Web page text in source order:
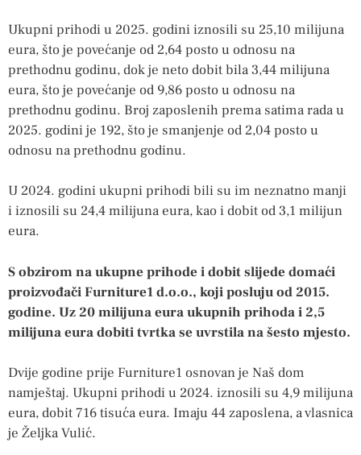
Ukupni prihodi u 2025. godini iznosili su 25,10 milijuna
eura, što je povećanje od 2,64 posto u odnosu na
prethodnu godinu, dok je neto dobit bila 3,44 milijuna
eura, što je povećanje od 9,86 posto u odnosu na
prethodnu godinu. Broj zaposlenih prema satima rada u
2025. godini je 192, što je smanjenje od 2,04 posto u
odnosu na prethodnu godinu.
U 2024. godini ukupni prihodi bili su im neznatno manji
i iznosili su 24,4 milijuna eura, kao i dobit od 3,1 milijun
eura.
S obzirom na ukupne prihode i dobit slijede domaći
proizvođači Furniture1 d.o.o., koji posluju od 2015.
godine. Uz 20 milijuna eura ukupnih prihoda i 2,5
milijuna eura dobiti tvrtka se uvrstila na šesto mjesto.
Dvije godine prije Furniture1 osnovan je Naš dom
namještaj. Ukupni prihodi u 2024. iznosili su 4,9 milijuna
eura, dobit 716 tisuća eura. Imaju 44 zaposlena, a vlasnica
je Željka Vulić.